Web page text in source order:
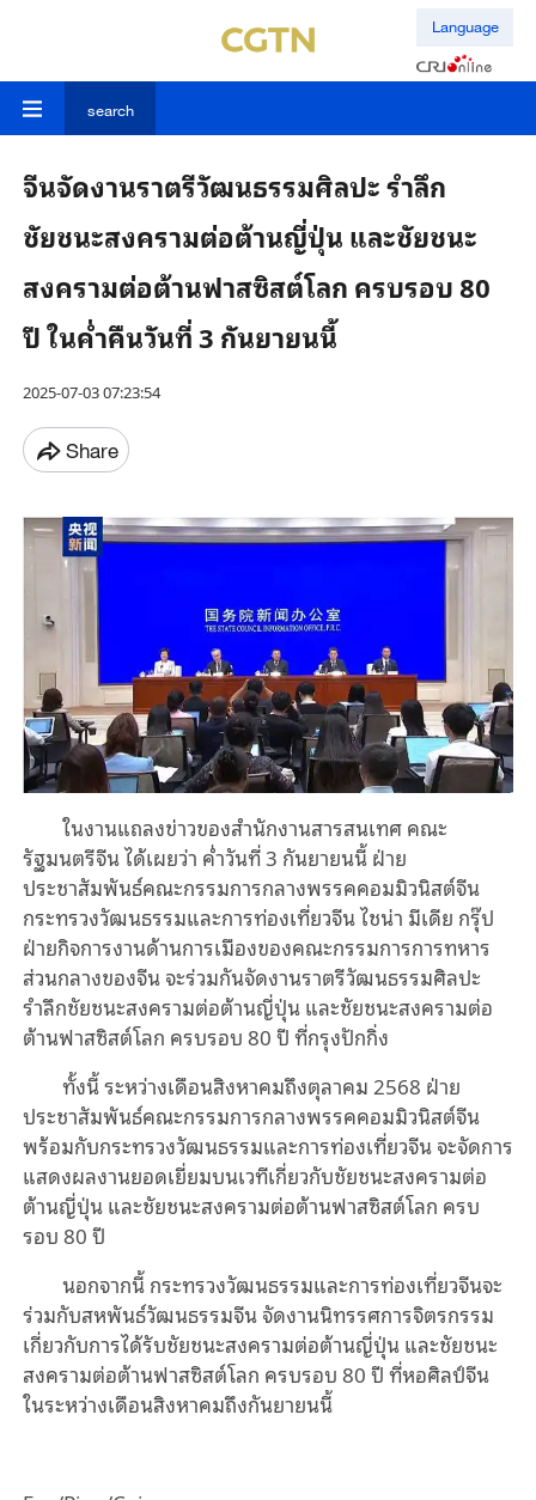
Language
search
จีนจัดงานราตรีวัฒนธรรมศิลปะ รำลึก
ชัยชนะสงครามต่อต้านญี่ปุ่น และชัยชนะ
สงครามต่อต้านฟาสซิสต์โลก ครบรอบ 80
ปี ในค่ำคืนวันที่ 3 กันยายนนี้
2025-07-03 07:23:54
Share
ในงานแถลงข่าวของสำนักงานสารสนเทศ คณะ
รัฐมนตรีจีน ได้เผยว่า ค่ำวันที่ 3 กันยายนนี้ ฝ่าย
ประชาสัมพันธ์คณะกรรมการกลางพรรคคอมมิวนิสต์จีน
กระทรวงวัฒนธรรมและการท่องเที่ยวจีน ไชน่า มีเดีย กรุ๊ป
ฝ่ายกิจการงานด้านการเมืองของคณะกรรมการการทหาร
ส่วนกลางของจีน จะร่วมกันจัดงานราตรีวัฒนธรรมศิลปะ
รำลึกชัยชนะสงครามต่อต้านญี่ปุ่น และชัยชนะสงครามต่อ
ต้านฟาสซิสต์โลก ครบรอบ 80 ปี ที่กรุงปักกิ่ง
ทั้งนี้ ระหว่างเดือนสิงหาคมถึงตุลาคม 2568 ฝ่าย
ประชาสัมพันธ์คณะกรรมการกลางพรรคคอมมิวนิสต์จีน
พร้อมกับกระทรวงวัฒนธรรมและการท่องเที่ยวจีน จะจัดการ
แสดงผลงานยอดเยี่ยมบนเวทีเกี่ยวกับชัยชนะสงครามต่อ
ต้านญี่ปุ่น และชัยชนะสงครามต่อต้านฟาสซิสต์โลก ครบ
รอบ 80 ปี
นอกจากนี้ กระทรวงวัฒนธรรมและการท่องเที่ยวจีนจะ
ร่วมกับสหพันธ์วัฒนธรรมจีน จัดงานนิทรรศการจิตรกรรม
เกี่ยวกับการได้รับชัยชนะสงครามต่อต้านญี่ปุ่น และชัยชนะ
สงครามต่อต้านฟาสซิสต์โลก ครบรอบ 80 ปี ที่หอศิลป์จีน
ในระหว่างเดือนสิงหาคมถึงกันยายนนี้